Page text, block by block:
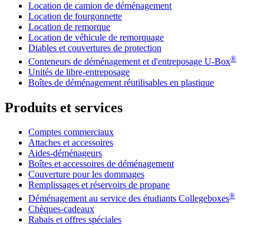
Location de camion de déménagement
Location de fourgonnette
Location de remorque
Location de véhicule de remorquage
Diables et couvertures de protection
Conteneurs de déménagement et d'entreposage U-Box®
Unités de libre-entreposage
Boîtes de déménagement réutilisables en plastique
Produits et services
Comptes commerciaux
Attaches et accessoires
Aides-déménageurs
Boîtes et accessoires de déménagement
Couverture pour les dommages
Remplissages et réservoirs de propane
Déménagement au service des étudiants Collegeboxes®
Chèques-cadeaux
Rabais et offres spéciales